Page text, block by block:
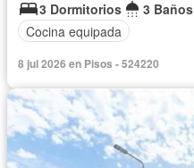
3 Dormitorios
3 Baños
Cocina equipada
8 jul 2026 en Pisos - 524220